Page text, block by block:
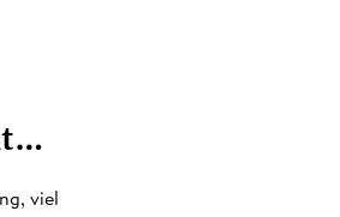
viel